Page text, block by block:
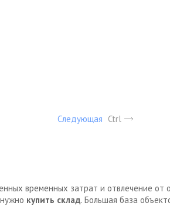
Следующая Ctrl
временных затрат и отвлечение от
купить склад. Большая база